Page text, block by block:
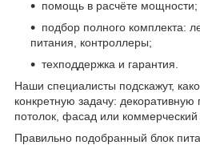
помощь в расчёте мощности;
подбор полного комплекта:
питания, контроллеры;
техподдержка и гарантия.
Наши специалисты подскажут,
конкретную задачу: декоративную
потолок, фасад или коммерческий
Правильно подобранный блок